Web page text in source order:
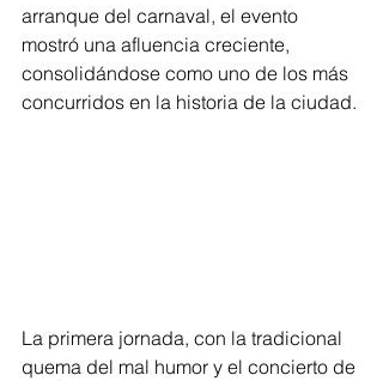
arranque del carnaval, el evento
mostró una afluencia creciente,
consolidándose como uno de los más
concurridos en la historia de la ciudad.
La primera jornada, con la tradicional
quema del mal humor y el concierto de